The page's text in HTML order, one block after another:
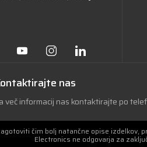
nas
več informacij nas kontaktirajte po
čim bolj natančne opise izdelkov,
Electronics ne odgovarja za